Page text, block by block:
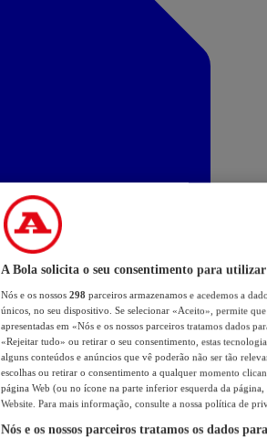
A Bola solicita o seu consentimento para utilizar
Nós e os nossos 298 parceiros armazenamos e acedemos a
únicos, no seu dispositivo. Se selecionar «Aceito», permite
apresentadas em «Nós e os nossos parceiros tratamos dados
«Rejeitar tudo» ou retirar o seu consentimento, estas
alguns conteúdos e anúncios que vê poderão não ser tão
escolhas ou retirar o consentimento a qualquer momento
página Web (ou no ícone na parte inferior esquerda da página,
Website. Para mais informação, consulte a nossa política de
Nós e os nossos parceiros tratamos os dados